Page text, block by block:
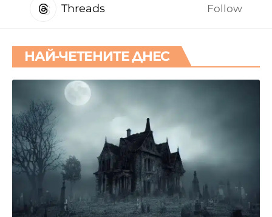
Threads Follow
НАЙ-ЧЕТЕНИТЕ ДНЕС